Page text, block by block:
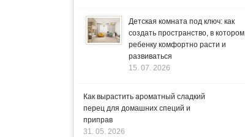
Детская комната под ключ: как
создать пространство, в котором
ребенку комфортно расти и
развиваться
15. 07. 2026
Как вырастить ароматный сладкий
перец для домашних специй и
приправ
31. 05. 2026